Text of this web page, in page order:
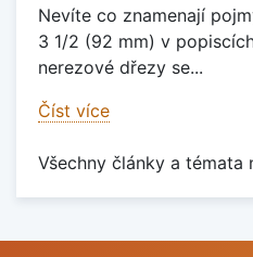
Nevíte co znamenají
3 1/2 (92 mm) v
nerezové dřezy se...
Číst více
Všechny články a témata